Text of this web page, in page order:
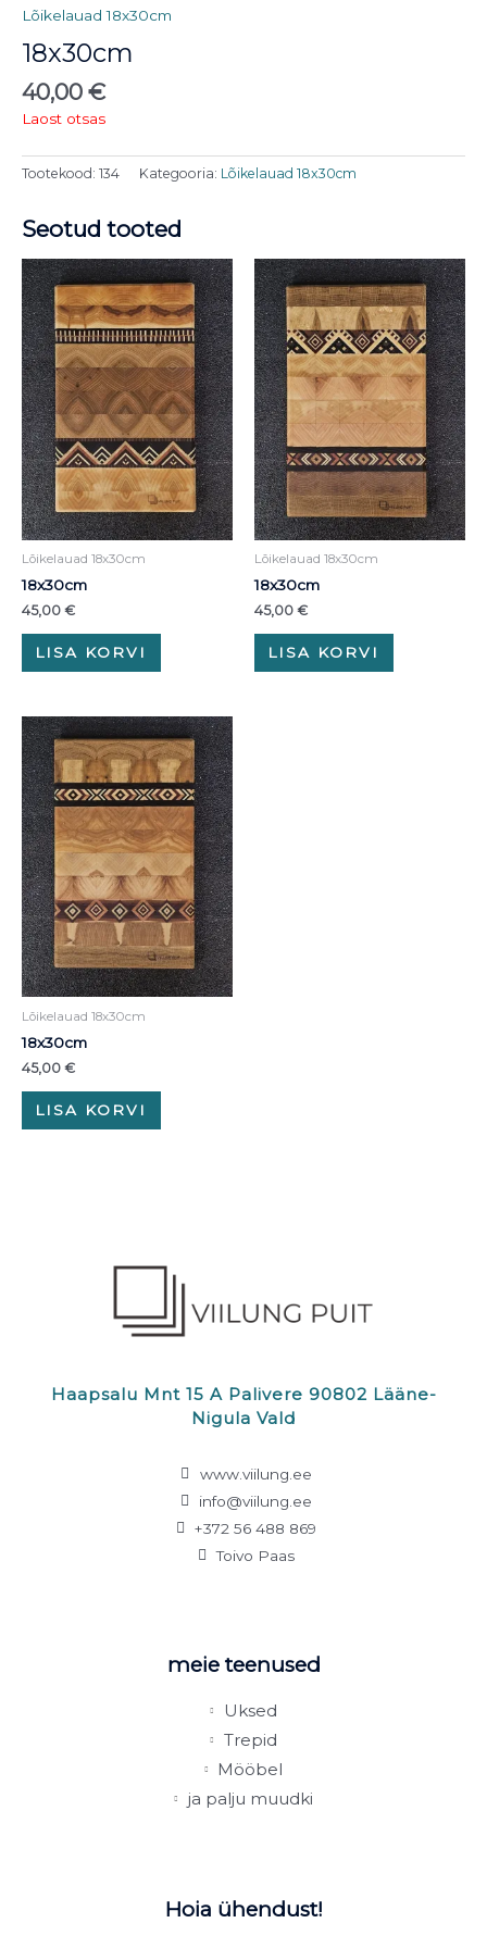
Lõikelauad 18x30cm
18x30cm
40,00 €
Laost otsas
Tootekood: 134 Kategooria: Lõikelauad 18x30cm
Seotud tooted
Lõikelauad 18x30cm
18x30cm
45,00 €
LISA KORVI
Lõikelauad 18x30cm
18x30cm
45,00 €
LISA KORVI
Lõikelauad 18x30cm
18x30cm
45,00 €
LISA KORVI
Haapsalu Mnt 15 A Palivere 90802 Lääne-
Nigula Vald
www.viilung.ee
info@viilung.ee
+372 56 488 869
Toivo Paas
meie teenused
Uksed
Trepid
Mööbel
ja palju muudki
Hoia ühendust!